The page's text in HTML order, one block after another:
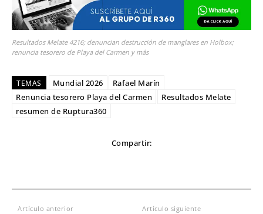
Resultados Melate 4216; denuncian destrucción de manglares en Holbox;
renuncia tesorero de Playa del Carmen y más
TEMAS Mundial 2026
Rafael Marín
Renuncia tesorero Playa del Carmen
Resultados Melate
resumen de Ruptura360
Compartir:
Artículo anterior Artículo siguiente